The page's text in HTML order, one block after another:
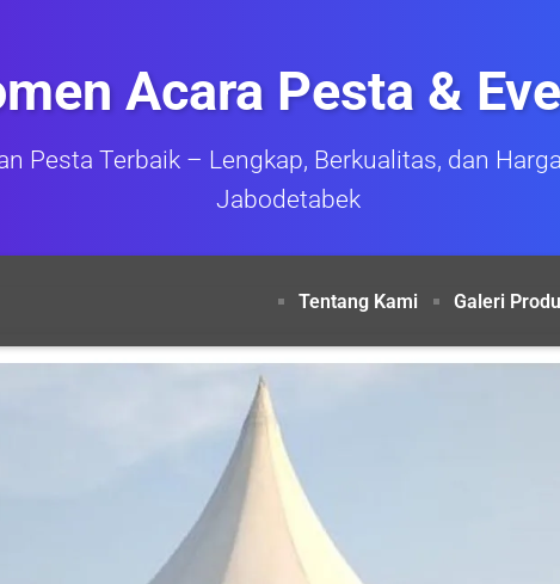
Acara Pesta &
Pesta Terbaik – Lengkap, Berkualitas, dan
Jabodetabek
Tentang Kami Galeri